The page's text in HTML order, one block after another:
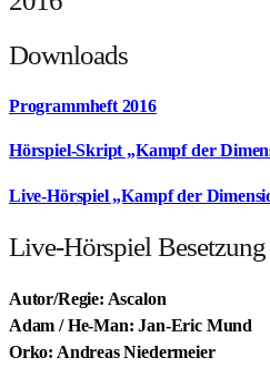
Downloads
Programmheft 2016
Hörspiel-Skript „Kampf der
Live-Hörspiel „Kampf der
Live-Hörspiel Besetzung
Autor/Regie: Ascalon
Adam / He-Man: Jan-Eric Mund
Orko: Andreas Niedermeier